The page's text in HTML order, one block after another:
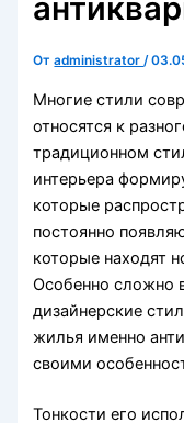
Отadministrator/
Многие стили
относятся к
традиционном
интерьера
которые
постоянно
которые находят
Особенно сложно
дизайнерские
жилья именно
своими
Тонкости его